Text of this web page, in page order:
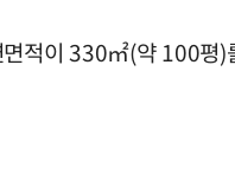
적이 330㎡(약 100평